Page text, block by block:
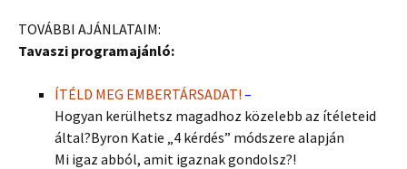
TOVÁBBI AJÁNLATAIM:
Tavaszi programajánló:
ÍTÉLD MEG EMBERTÁRSADAT! –
Hogyan kerülhetsz magadhoz közelebb az ítéleteid
által?Byron Katie „4 kérdés” módszere alapján
Mi igaz abból, amit igaznak gondolsz?!